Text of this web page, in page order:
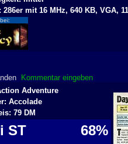
286er mit 16 MHz, 640 KB, VGA,
Kommentar eingeben
Adventure
Accolade
79 DM
ST 68%